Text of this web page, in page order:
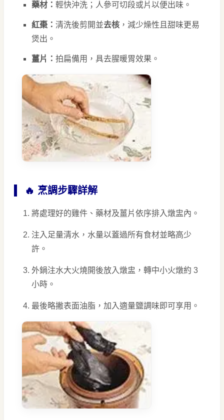
藥材： 輕快沖洗；人參可切段或片以便出味。
紅棗： 清洗後剪開並去核 ，減少燥性且甜味更易
煲出。
薑片： 拍扁備用，具去腥暖胃效果。
🔥 烹調步驟詳解
將處理好的雞件、藥材及薑片依序排入燉盅內。
注入足量清水，水量以蓋過所有食材並略高少
許。
外鍋注水大火燒開後放入燉盅，轉中小火燉約 3
小時。
最後略撇表面油脂，加入適量鹽調味即可享用。